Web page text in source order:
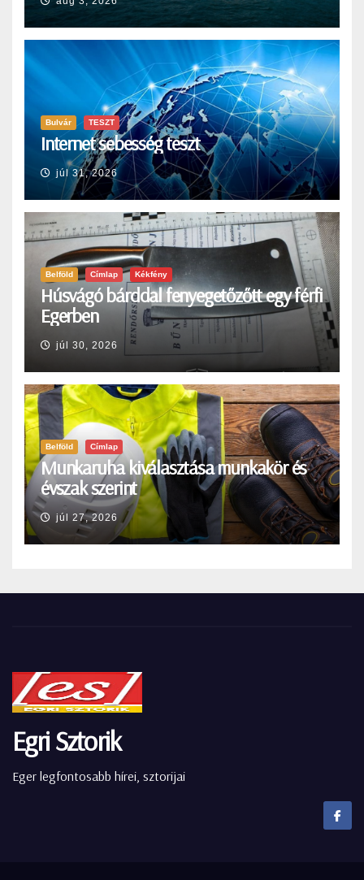
Bulvár TESZT
Internet sebesség teszt
júl 31, 2026
Belföld Címlap Kékfény
Húsvágó bárddal fenyegetőzőtt egy férfi
Egerben
júl 30, 2026
Belföld Címlap
Munkaruha kiválasztása munkakör és
évszak szerint
júl 27, 2026
Egri Sztorik
Eger legfontosabb hírei, sztorijai